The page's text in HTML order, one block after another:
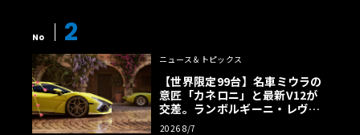
No 2
ニュース＆トピックス
【世界限定99台】名車ミウラの
意匠「カネロニ」と最新V12が
交差。ランボルギーニ・レヴエ
ルトに60周年記念車が登場
2026 8/7